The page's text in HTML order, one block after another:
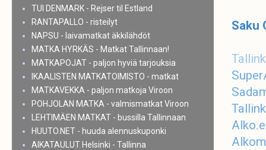
Saku
TUI DENMARK - Rejser til Estland
RANTAPALLO - risteilyt
NAPSU - laivamatkat äkkilähdöt
MATKA HYRKÄS - Matkat Tallinnaan!
MATKAPOJAT - paljon hyviä tarjouksia
IKAALISTEN MATKATOIMISTO - matkat
MATKAVEKKA - paljon matkoja Viroon
POHJOLAN MATKA - valmismatkat Viroon
LEHTIMÄEN MATKAT - bussilla Tallinnaan
HUUTO.NET - huuda alennuskuponki
AIKATAULUT Helsinki - Tallinna